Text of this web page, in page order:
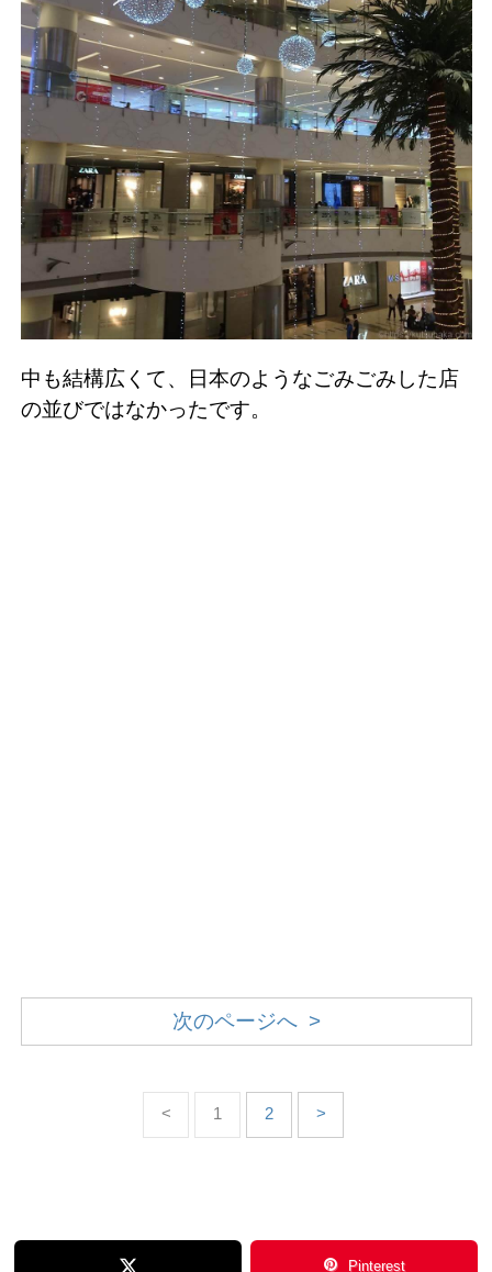
中も結構広くて、日本のようなごみごみした店
の並びではなかったです。
次のページへ >
< 1 2 >
Pinterest